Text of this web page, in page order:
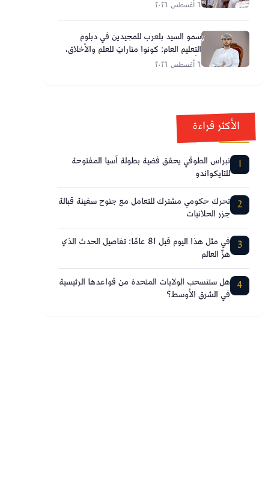
٦ أغسطس ٢٠٢٦
سمو السيد بلعرب للمجيدين في دبلوم
التعليم العام: كونوا مناراتٍ للعلم والأخلاق،
وأحلامكم تصنع مستقبل عُمان
٦ أغسطس ٢٠٢٦
الأكثر قراءة
1 نبراس الطوقي يحقق فضية بطولة آسيا المفتوحة
للتايكواندو
2 تحرك حكومي مشترك للتعامل مع جنوح سفينة قبالة
جزر الحلانيات
3 في مثل هذا اليوم قبل 81 عامًا: تفاصيل الحدث الذي
هزّ العالم
4 هل ستنسحب الولايات المتحدة من قواعدها الرئيسية
في الشرق الأوسط؟